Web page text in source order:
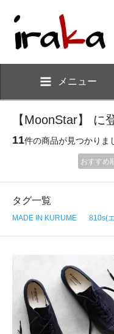
メニュー
【MoonStar】 に
11件の商品が見つかりま
おすすめ
タグ一覧
MADE IN KURUME 810s(